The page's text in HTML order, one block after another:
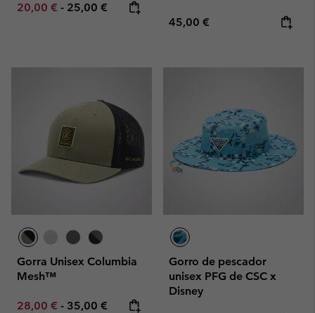
Minimum sale price:
20,00 € - Maximum price:
25,00 €
Regular price:
45,00 €
Gorra Unisex Columbia
Mesh™
Minimum sale price:
28,00 € - Maximum price:
35,00 €
Gorro de pescador
unisex PFG de CSC x
Disney